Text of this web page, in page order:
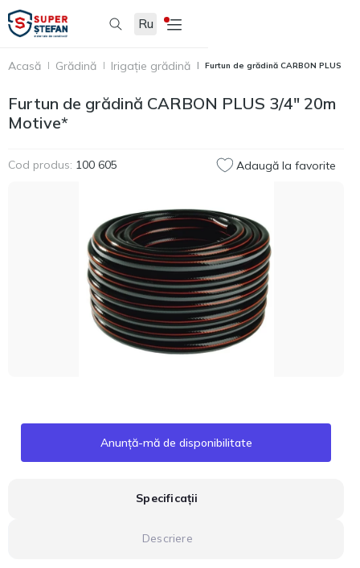
Ru
Acasă Grădină Irigație grădină Furtun de grădină CARBON PLUS 3/
Furtun de grădină CARBON PLUS 3/4" 20m
Motive*
Cod produs: 100 605 Adaugă la favorite
Anunță-mă de disponibilitate
Specificații
Descriere